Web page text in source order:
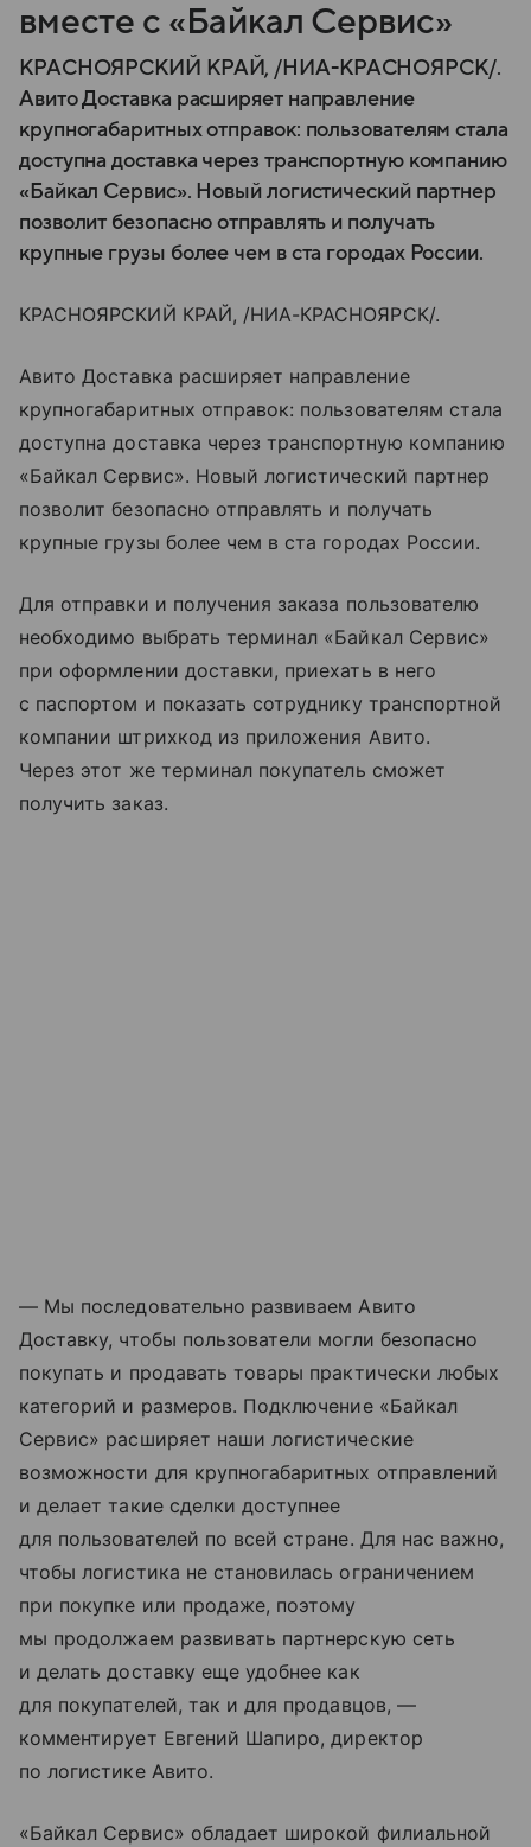
вместе с «Байкал Сервис»
КРАСНОЯРСКИЙ КРАЙ, /НИА-КРАСНОЯРСК/.
Авито Доставка расширяет направление
крупногабаритных отправок: пользователям стала
доступна доставка через транспортную компанию
«Байкал Сервис». Новый логистический партнер
позволит безопасно отправлять и получать
крупные грузы более чем в ста городах России.
КРАСНОЯРСКИЙ КРАЙ, /НИА-КРАСНОЯРСК/.
Авито Доставка расширяет направление
крупногабаритных отправок: пользователям стала
доступна доставка через транспортную компанию
«Байкал Сервис». Новый логистический партнер
позволит безопасно отправлять и получать
крупные грузы более чем в ста городах России.
Для отправки и получения заказа пользователю
необходимо выбрать терминал «Байкал Сервис»
при оформлении доставки, приехать в него
с паспортом и показать сотруднику транспортной
компании штрихкод из приложения Авито.
Через этот же терминал покупатель сможет
получить заказ.
— Мы последовательно развиваем Авито
Доставку, чтобы пользователи могли безопасно
покупать и продавать товары практически любых
категорий и размеров. Подключение «Байкал
Сервис» расширяет наши логистические
возможности для крупногабаритных отправлений
и делает такие сделки доступнее
для пользователей по всей стране. Для нас важно,
чтобы логистика не становилась ограничением
при покупке или продаже, поэтому
мы продолжаем развивать партнерскую сеть
и делать доставку еще удобнее как
для покупателей, так и для продавцов, —
комментирует Евгений Шапиро, директор
по логистике Авито.
«Байкал Сервис» обладает широкой филиальной